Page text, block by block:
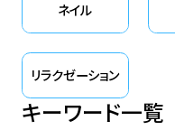
ネイル
リラクゼーション
キーワード一覧